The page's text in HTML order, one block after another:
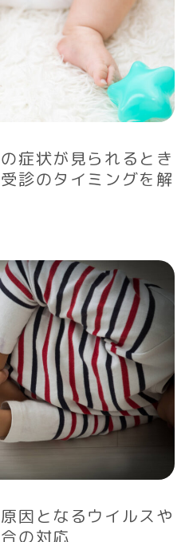
症状が見られるとき
診のタイミングを解
因となるウイルスや
の対応